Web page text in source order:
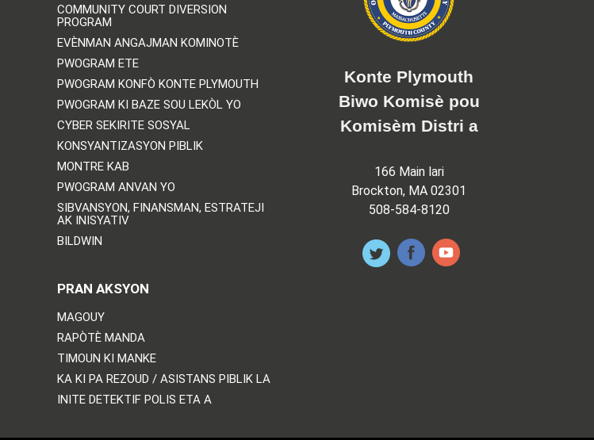
COMMUNITY COURT DIVERSION
PROGRAM
EVÈNMAN ANGAJMAN KOMINOTÈ
PWOGRAM ETE
PWOGRAM KONFÒ KONTE PLYMOUTH
PWOGRAM KI BAZE SOU LEKÒL YO
CYBER SEKIRITE SOSYAL
KONSYANTIZASYON PIBLIK
MONTRE KAB
PWOGRAM ANVAN YO
SIBVANSYON, FINANSMAN, ESTRATEJI
AK INISYATIV
BILDWIN
PRAN AKSYON
MAGOUY
RAPÒTÈ MANDA
TIMOUN KI MANKE
KA KI PA REZOUD / ASISTANS PIBLIK LA
INITE DETEKTIF POLIS ETA A
Konte Plymouth
Biwo Komisè pou
Komisèm Distri a
166 Main lari
Brockton, MA 02301
508-584-8120